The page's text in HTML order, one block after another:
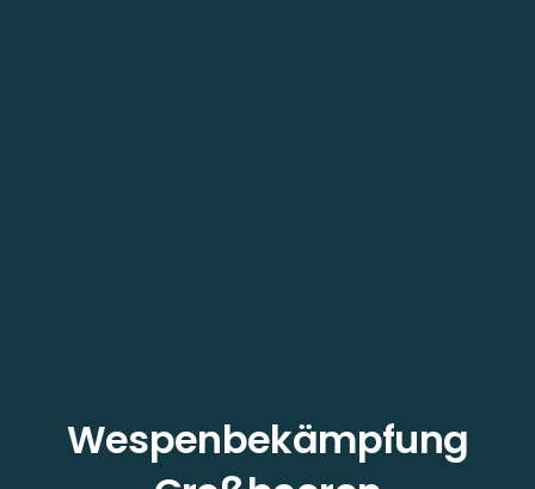
Wespenbekämpfung